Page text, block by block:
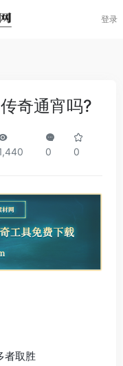
登录
奇通宵吗?
0 0
者取胜